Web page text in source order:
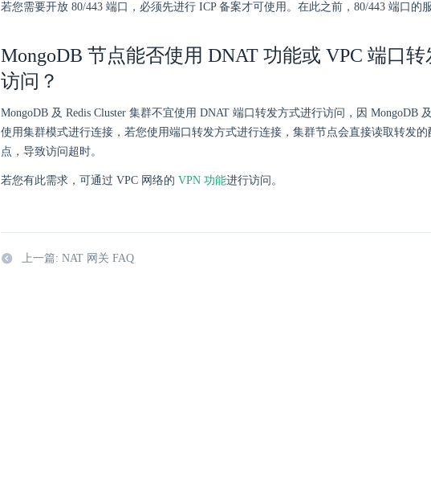
若您需要开放 80/443 端口，必须先进行 ICP 备案才可使用。在此之前，80/443 端口的
MongoDB 节点能否使用 DNAT 功能或 VPC 端口
访问？
MongoDB 及 Redis Cluster 集群不宜使用 DNAT 端口转发方式进行访问，因 MongoDB
使用集群模式进行连接，若您使用端口转发方式进行连接，集群节点会直接读取转发
点，导致访问超时。
若您有此需求，可通过 VPC 网络的 VPN 功能进行访问。
上一篇: NAT 网关 FAQ